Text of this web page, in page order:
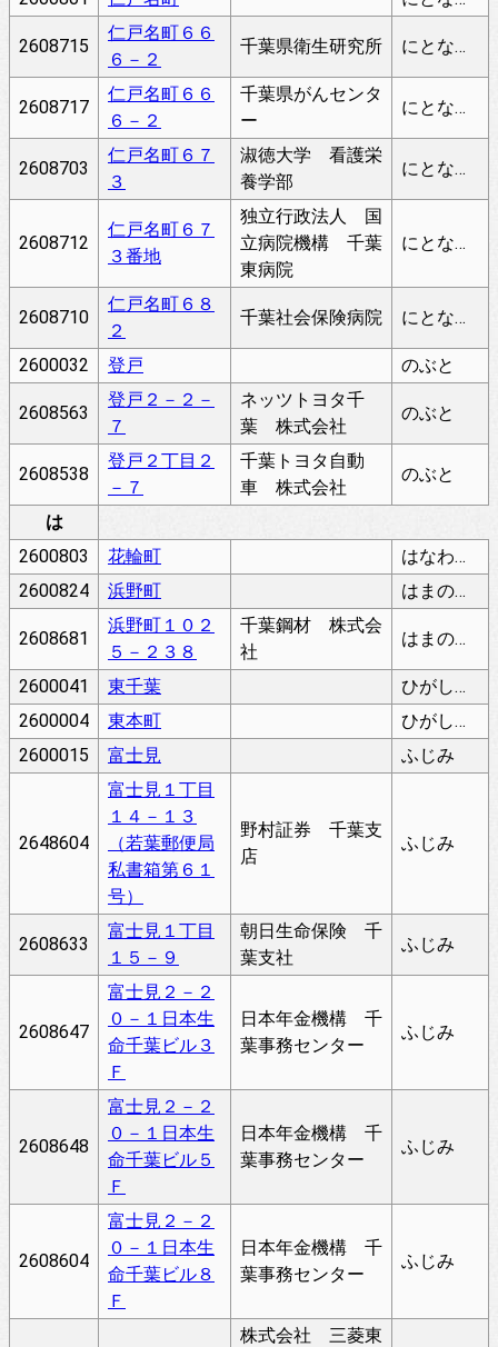
2608715
仁戸名町６６
６－２
千葉県衛生研究所 にとなちょう
2608717
仁戸名町６６
６－２
千葉県がんセンタ
ー
にとなちょう
2608703
仁戸名町６７
３
淑徳大学 看護栄
養学部
にとなちょう
2608712
仁戸名町６７
３番地
独立行政法人 国
立病院機構 千葉
東病院
にとなちょう
2608710
仁戸名町６８
２
千葉社会保険病院 にとなちょう
2600032 登戸 のぶと
2608563
登戸２－２－
７
ネッツトヨタ千
葉 株式会社
のぶと
2608538
登戸２丁目２
－７
千葉トヨタ自動
車 株式会社
のぶと
は
2600803
花輪町
はなわちょう
2600824
浜野町 はまのちょう
2608681
浜野町１０２
５－２３８
千葉鋼材 株式会
社
はまのちょう
2600041 東千葉
ひがしちば
2600004
東本町
ひがしほんちょう
2600015
富士見 ふじみ
2648604
富士見１丁目
１４－１３
（若葉郵便局
私書箱第６１
号）
野村証券 千葉支
店
ふじみ
2608633
富士見１丁目
１５－９
朝日生命保険 千
葉支社
ふじみ
2608647
富士見２－２
０－１日本生
命千葉ビル３
Ｆ
日本年金機構 千
葉事務センター
ふじみ
2608648
富士見２－２
０－１日本生
命千葉ビル５
Ｆ
日本年金機構 千
葉事務センター
ふじみ
2608604
富士見２－２
０－１日本生
命千葉ビル８
Ｆ
日本年金機構 千
葉事務センター
ふじみ
株式会社 三菱東